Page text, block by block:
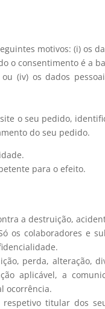
motivos: (i) os
o consentimento é a
(iv) os dados
o seu pedido,
do seu pedido.
para o efeito.
a destruição,
os colaboradores e
perda, alteração,
aplicável, a
ocorrência.
titular dos